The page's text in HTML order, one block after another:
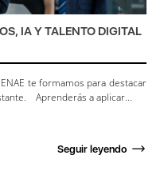
IA Y TALENTO DIGITAL
te formamos para destacar
Aprenderás a aplicar...
Seguir leyendo